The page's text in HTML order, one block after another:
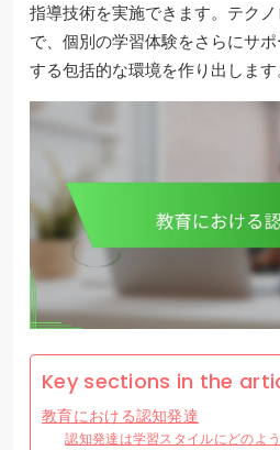
指導技術を実施できます。テク
で、個別の学習体験をさらにサ
する包括的な環境を作り出します
Key sections in the
教育における認知発達
認知発達は学習スタイルにどのよ